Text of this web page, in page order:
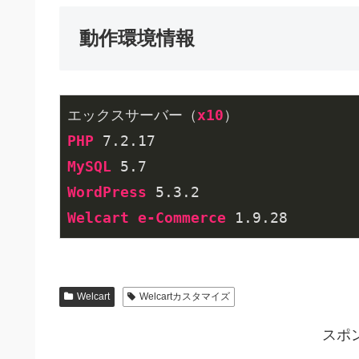
動作環境情報
エックスサーバー（x10
PHP 7 .2 .17
MySQL 5 .7
WordPress 5 .3 .2
Welcart e-Commerce 1 .9 .28
Welcart Welcartカスタマイズ
スポ